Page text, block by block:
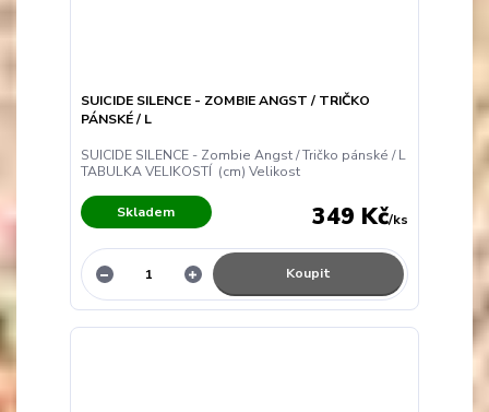
SUICIDE SILENCE - ZOMBIE ANGST / TRIČKO
PÁNSKÉ / L
SUICIDE SILENCE - Zombie Angst / Tričko pánské / L
TABULKA VELIKOSTÍ (cm) Velikost
349 Kč/ks
Skladem
Koupit